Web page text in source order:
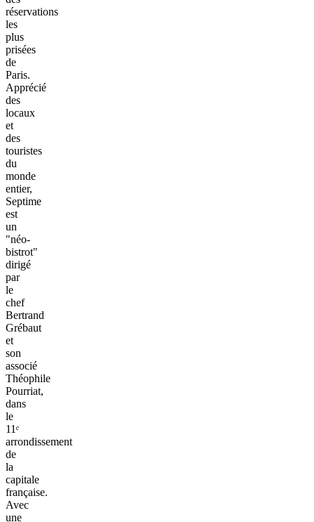
réservations
les
plus
prisées
de
Paris.
Apprécié
des
locaux
et
des
touristes
du
monde
entier,
Septime
est
un
"néo-
bistrot"
dirigé
par
le
chef
Bertrand
Grébaut
et
son
associé
Théophile
Pourriat,
dans
le
11ᵉ
arrondissement
de
la
capitale
française.
Avec
une